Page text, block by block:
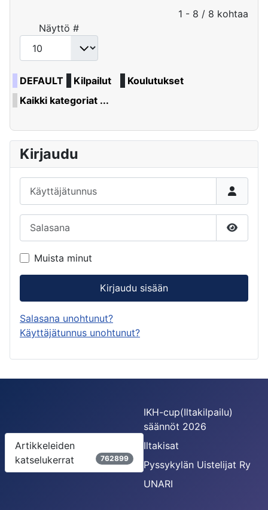
Pagination List Limit
1 - 8 / 8 kohtaa
Näyttö #
DEFAULT Kilpailut
Koulutukset
Kaikki kategoriat ...
Kirjaudu
Näytä
Muista minut
Kirjaudu sisään
Salasana unohtunut?
Käyttäjätunnus unohtunut?
Artikkeleiden
katselukerrat
762899
IKH-cup(Iltakilpailu)
säännöt 2026
Iltakisat
Pyssykylän Uistelijat Ry
UNARI